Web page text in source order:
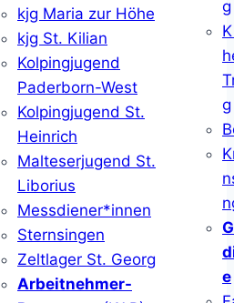
kjg Maria zur Höhe
kjg St. Kilian
Kolpingjugend
Paderborn-West
Kolpingjugend St.
Heinrich
Malteserjugend St.
Liborius
Messdiener*innen
Sternsingen
Zeltlager St. Georg
Arbeitnehmer-
g
g
e